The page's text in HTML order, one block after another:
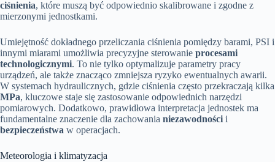
ciśnienia, które muszą być odpowiednio skalibrowane i zgodne z
mierzonymi jednostkami.
Umiejętność dokładnego przeliczania ciśnienia pomiędzy barami, PSI i
innymi miarami umożliwia precyzyjne sterowanie procesami
technologicznymi. To nie tylko optymalizuje parametry pracy
urządzeń, ale także znacząco zmniejsza ryzyko ewentualnych awarii.
W systemach hydraulicznych, gdzie ciśnienia często przekraczają kilka
MPa, kluczowe staje się zastosowanie odpowiednich narzędzi
pomiarowych. Dodatkowo, prawidłowa interpretacja jednostek ma
fundamentalne znaczenie dla zachowania niezawodności i
bezpieczeństwa w operacjach.
Meteorologia i klimatyzacja